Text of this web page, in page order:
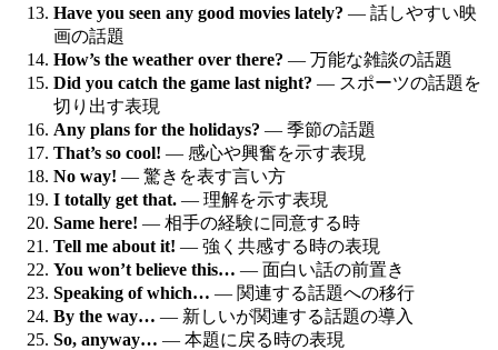
Have you seen any good movies lately? — 話しやすい映
画の話題
How’s the weather over there? — 万能な雑談の話題
Did you catch the game last night? — スポーツの話題を
切り出す表現
Any plans for the holidays? — 季節の話題
That’s so cool! — 感心や興奮を示す表現
No way! — 驚きを表す言い方
I totally get that. — 理解を示す表現
Same here! — 相手の経験に同意する時
Tell me about it! — 強く共感する時の表現
You won’t believe this… — 面白い話の前置き
Speaking of which… — 関連する話題への移行
By the way… — 新しいが関連する話題の導入
So, anyway… — 本題に戻る時の表現